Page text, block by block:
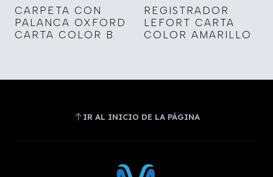
CARPETA CON
PALANCA OXFORD
CARTA COLOR B
REGISTRADOR
LEFORT CARTA
COLOR AMARILLO
IR AL INICIO DE LA PÁGINA